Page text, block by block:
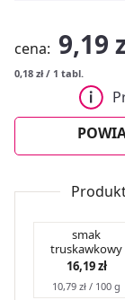
cena: 9,19
0,18 zł / 1 tabl.
smak
truskawkowy
16,19 zł
10,79 zł / 100 g